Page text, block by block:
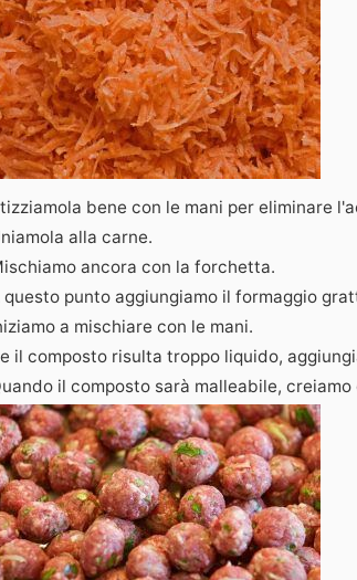
bene con le mani per eliminare
alla carne.
ancora con la forchetta.
questo punto aggiungiamo il formaggio
a mischiare con le mani.
il composto risulta troppo liquido,
il composto sarà malleabile,